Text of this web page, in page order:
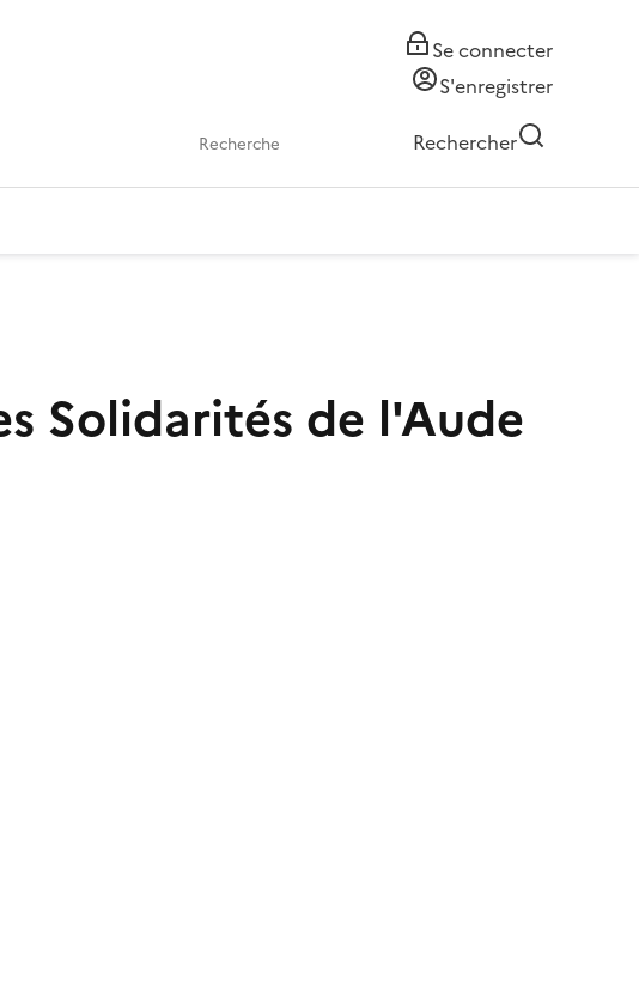
Se connecter
S'enregistrer
Rechercher
Solidarités de l'Aude